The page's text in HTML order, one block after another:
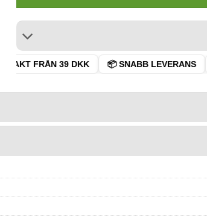
FRÅN 39 DKK 📦 SNABB LEVERANS